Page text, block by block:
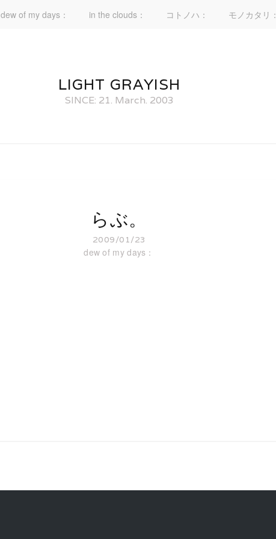
dew of my days： in the clouds： コトノハ： モノカタリ：
LIGHT GRAYISH
SINCE: 21. March. 2003
らぶ。
2009/01/23
dew of my days：